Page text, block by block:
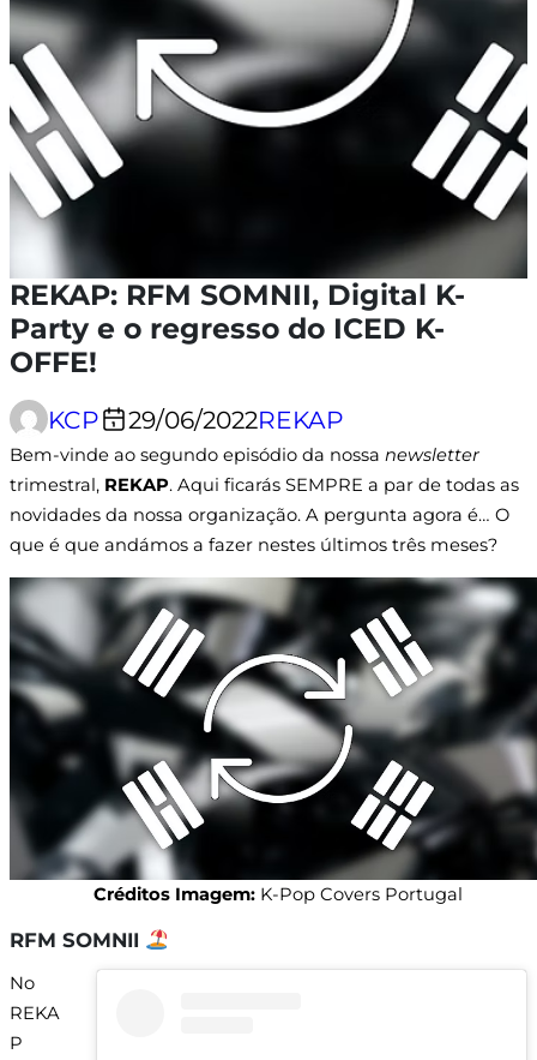
REKAP: RFM SOMNII, Digital K-
Party e o regresso do ICED K-
OFFE!
KCP 29/06/2022REKAP
Bem-vinde ao segundo episódio da nossa newsletter
trimestral, REKAP. Aqui ficarás SEMPRE a par de todas as
novidades da nossa organização. A pergunta agora é… O
que é que andámos a fazer nestes últimos três meses?
Créditos Imagem: K-Pop Covers Portugal
RFM SOMNII
No
REKA
P